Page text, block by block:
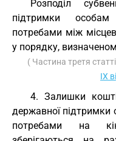
Розподіл
підтримки
потребами між
у порядку,
( Частина третя
IX
4. Залишки
державної підтримки
потребами на